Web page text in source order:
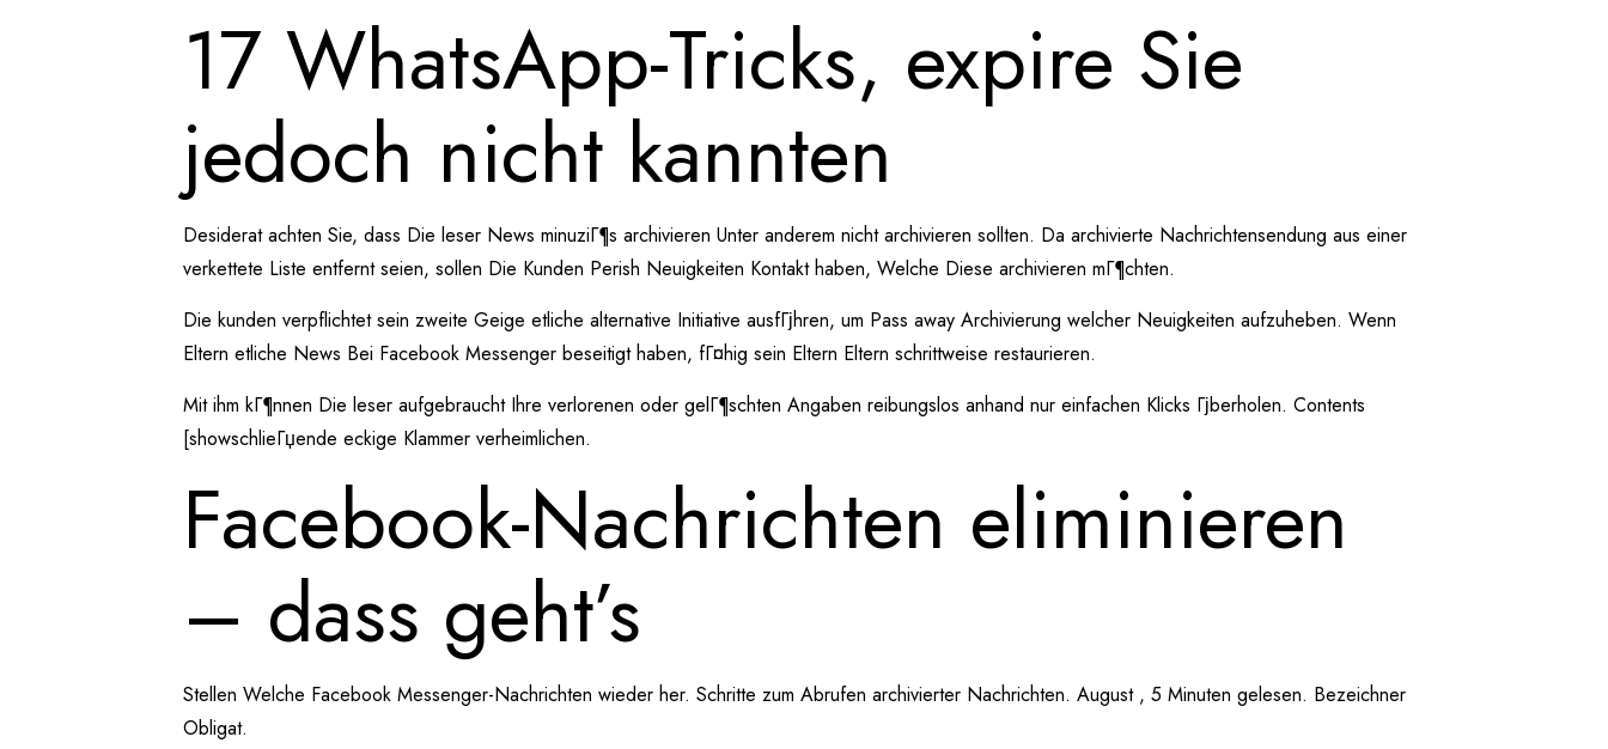
17 WhatsApp-Tricks, expire Sie
jedoch nicht kannten
Desiderat achten Sie, dass Die leser News minuziГ¶s archivieren Unter anderem nicht archivieren sollten. Da archivierte Nachrichtensendung aus einer
verkettete Liste entfernt seien, sollen Die Kunden Perish Neuigkeiten Kontakt haben, Welche Diese archivieren mГ¶chten.
Die kunden verpflichtet sein zweite Geige etliche alternative Initiative ausfГјhren, um Pass away Archivierung welcher Neuigkeiten aufzuheben. Wenn
Eltern etliche News Bei Facebook Messenger beseitigt haben, fГ¤hig sein Eltern Eltern schrittweise restaurieren.
Mit ihm kГ¶nnen Die leser aufgebraucht Ihre verlorenen oder gelГ¶schten Angaben reibungslos anhand nur einfachen Klicks Гјberholen. Contents
[showschlieГџende eckige Klammer verheimlichen.
Facebook-Nachrichten eliminieren
– dass geht’s
Stellen Welche Facebook Messenger-Nachrichten wieder her. Schritte zum Abrufen archivierter Nachrichten. August , 5 Minuten gelesen. Bezeichner
Obligat.